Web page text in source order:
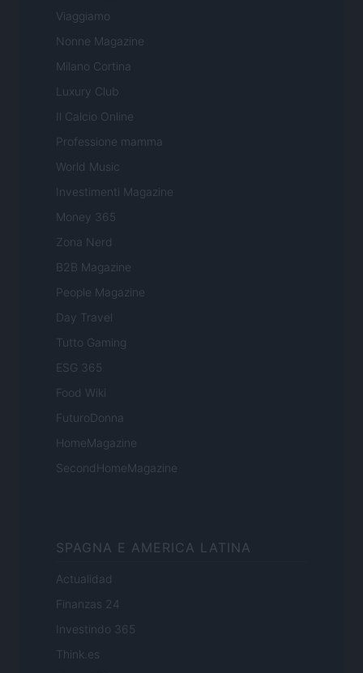
Viaggiamo
Nonne Magazine
Milano Cortina
Luxury Club
Il Calcio Online
Professione mamma
World Music
Investimenti Magazine
Money 365
Zona Nerd
B2B Magazine
People Magazine
Day Travel
Tutto Gaming
ESG 365
Food Wiki
FuturoDonna
HomeMagazine
SecondHomeMagazine
SPAGNA E AMERICA LATINA
Actualidad
Finanzas 24
Investindo 365
Think.es